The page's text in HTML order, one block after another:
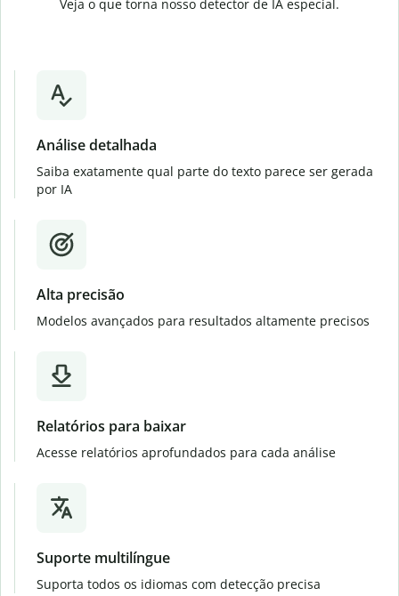
Veja o que torna nosso detector de IA especial.
Análise detalhada
Saiba exatamente qual parte do texto parece ser gerada
por IA
Alta precisão
Modelos avançados para resultados altamente precisos
Relatórios para baixar
Acesse relatórios aprofundados para cada análise
Suporte multilíngue
Suporta todos os idiomas com detecção precisa